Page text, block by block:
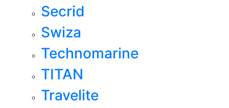
Secrid
Swiza
Technomarine
TITAN
Travelite